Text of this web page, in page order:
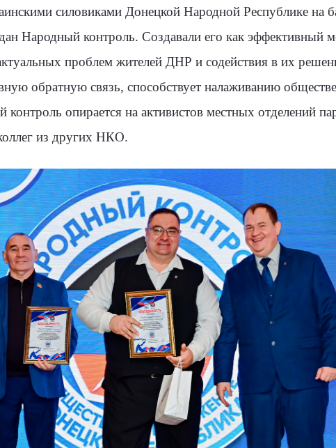
силовиками Донецкой Народной Республике на
Народный контроль. Создавали его как эффективный
проблем жителей ДНР и содействия в их
обратную связь, способствует налаживанию
опирается на активистов местных отделений
из других НКО.